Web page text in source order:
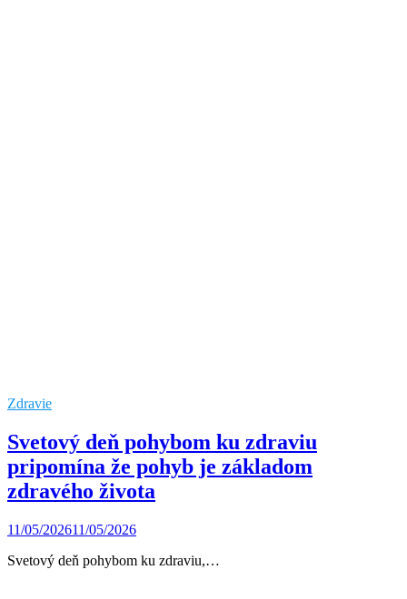
Zdravie
Svetový deň pohybom ku zdraviu
pripomína že pohyb je základom
zdravého života
11/05/202611/05/2026
Svetový deň pohybom ku zdraviu,…